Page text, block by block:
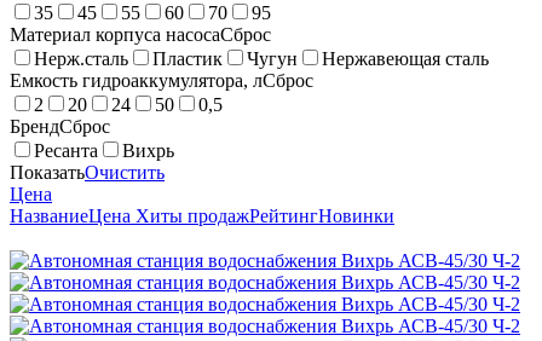
35
45 55 60 70
95
Материал корпуса насосаСброс
Нерж.сталь
Пластик Чугун
Нержавеющая сталь
Емкость гидроаккумулятора, лСброс
2
20 24 50
0,5
БрендСброс
Ресанта
Вихрь
ПоказатьОчистить
Цена
НазваниеЦена Хиты продажРейтингНовинки